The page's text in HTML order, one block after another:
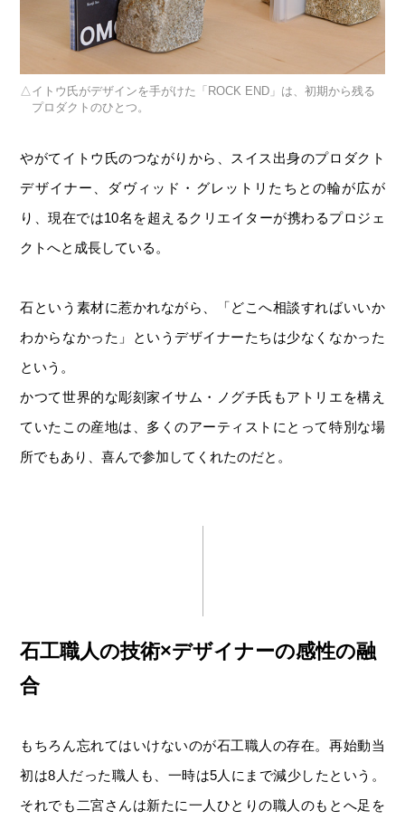
イトウ氏がデザインを手がけた「ROCK END」は、初期から残る
プロダクトのひとつ。
やがてイトウ氏のつながりから、スイス出身のプロダクト
デザイナー、ダヴィッド・グレットリたちとの輪が広が
り、現在では10名を超えるクリエイターが携わるプロジェ
クトへと成長している。
石という素材に惹かれながら、「どこへ相談すればいいか
わからなかった」というデザイナーたちは少なくなかった
という。
かつて世界的な彫刻家イサム・ノグチ氏もアトリエを構え
ていたこの産地は、多くのアーティストにとって特別な場
所でもあり、喜んで参加してくれたのだと。
石工職人の技術×デザイナーの感性の融
合
もちろん忘れてはいけないのが石工職人の存在。再始動当
初は8人だった職人も、一時は5人にまで減少したという。
それでも二宮さんは新たに一人ひとりの職人のもとへ足を